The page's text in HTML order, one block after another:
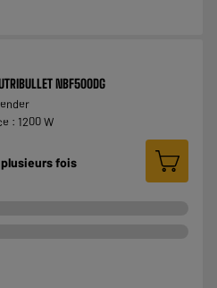
NBF500DG
: 1200 W
plusieurs fois